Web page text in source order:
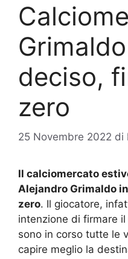
deciso,
zero
25 Novembre 2022 di
Il calciomercato
Alejandro Grimaldo
zero. Il giocatore,
intenzione di firmare
sono in corso tutte le
capire meglio la